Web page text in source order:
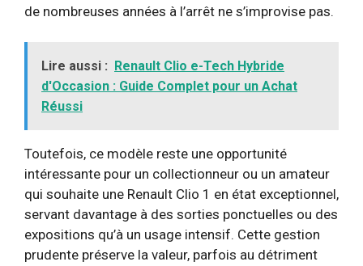
de nombreuses années à l’arrêt ne s’improvise pas.
Lire aussi : Renault Clio e-Tech Hybride
d'Occasion : Guide Complet pour un Achat
Réussi
Toutefois, ce modèle reste une opportunité
intéressante pour un collectionneur ou un amateur
qui souhaite une Renault Clio 1 en état exceptionnel,
servant davantage à des sorties ponctuelles ou des
expositions qu’à un usage intensif. Cette gestion
prudente préserve la valeur, parfois au détriment